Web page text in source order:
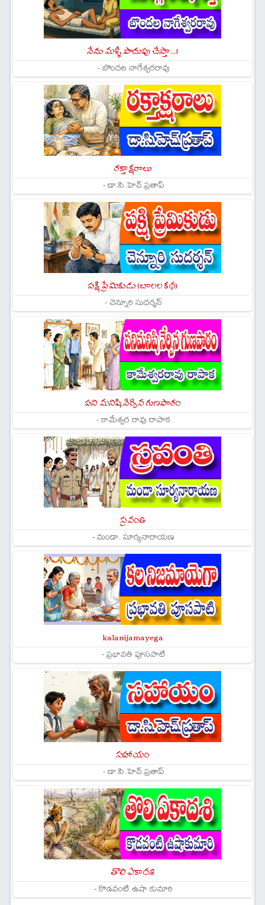
నేను మళ్ళీ పొదుపు చేస్తా...!
- బొందల నాగేశ్వరరావు
రక్తాక్షరాలు
- డా:సి.హెచ్.ప్రతాప్
పక్షి ప్రేమికుడు (బాలల కథ)
- చెన్నూరి సుదర్శన్
పని మనిషి నేర్పిన గుణపాఠం
- కామేశ్వర రావు రాపాక
స్రవంతి
- మండా. సూర్యనారాయణ
kalanijamayega
- ప్రభావతి పూసపాటి
సహాయం
- డా:సి.హెచ్.ప్రతాప్
తొలి ఏకాదశి
- కొడవంటి ఉషా కుమారి